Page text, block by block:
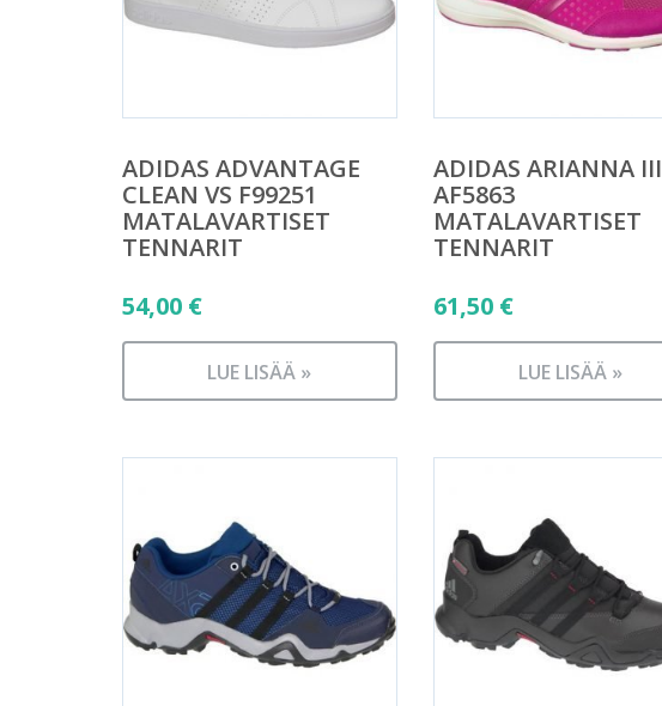
ADIDAS ADVANTAGE
CLEAN VS F99251
MATALAVARTISET
TENNARIT
54,00 €
LUE LISÄÄ »
ADIDAS ARIANNA III
AF5863
MATALAVARTISET
TENNARIT
61,50 €
LUE LISÄÄ »